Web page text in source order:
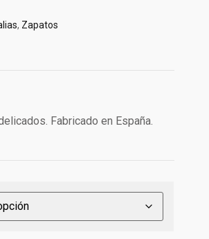
, Zapatos
Fabricado en España.